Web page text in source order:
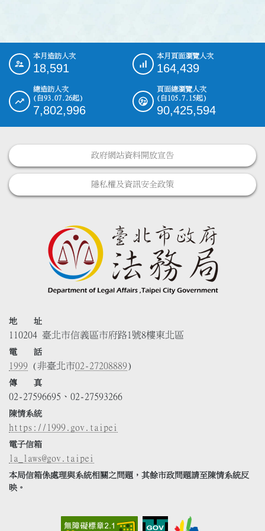
::: 本月造訪人次
18,591
本月頁面瀏覽人次
164,439
總造訪人次
(自93.07.26起)
7,802,996
頁面總瀏覽人次
(自105.7.15起)
90,425,594
政府網站資料開放宣告
隱私權及資訊安全政策
地 址
110204 臺北市信義區市府路1號8樓東北區
電 話
1999 (非臺北市02-27208889)
傳 真
02-27596695、02-27593266
陳情系統
https://1999.gov.taipei
電子信箱
la_laws@gov.taipei
本局信箱係處理與系統相關之問題，其餘市政問題請至陳情系統反
映。